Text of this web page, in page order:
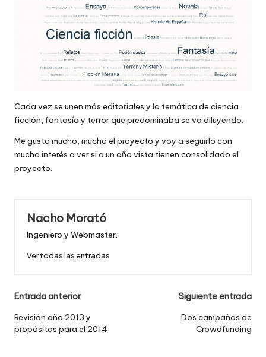
Cada vez se unen más editoriales y la temática de ciencia
ficción, fantasía y terror que predominaba se va diluyendo.
Me gusta mucho, mucho el proyecto y voy a seguirlo con
mucho interés a ver si a un año vista tienen consolidado el
proyecto.
Nacho Morató
Ingeniero y Webmaster.
Ver todas las entradas
Navegación
de
entradas
Entrada anterior
Revisión año 2013 y
propósitos para el 2014
Siguiente entrada
Dos campañas de
Crowdfunding